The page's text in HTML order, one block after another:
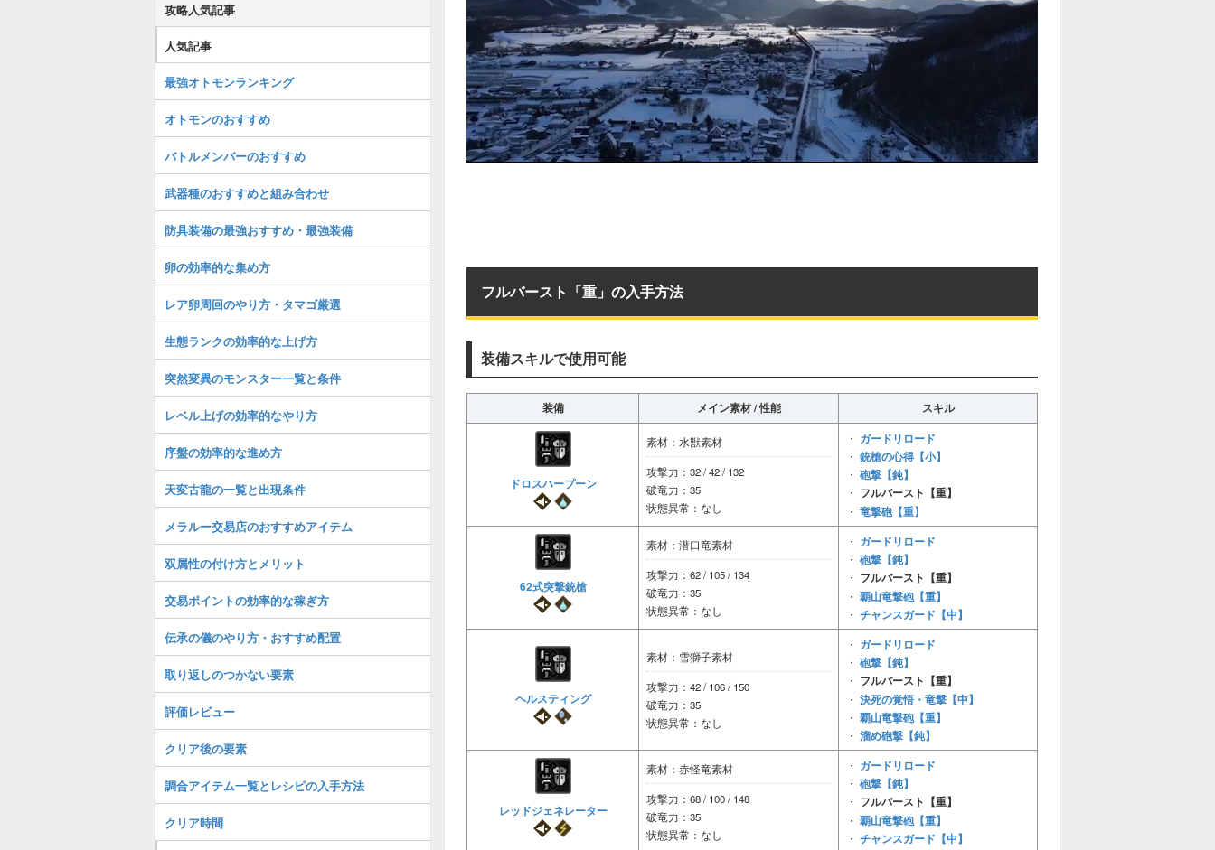
フルバースト「重」の入手方法
装備スキルで使用可能
装備 メイン素材 / 性能 スキル
ドロスハープーン
素材：水獣素材
攻撃力：32 / 42 / 132
破竜力：35
状態異常：なし
・ ガードリロード
・ 銃槍の心得【小】
・ 砲撃【鈍】
・ フルバースト【重】
・ 竜撃砲【重】
62式突撃銃槍
素材：潜口竜素材
攻撃力：62 / 105 / 134
破竜力：35
状態異常：なし
・ ガードリロード
・ 砲撃【鈍】
・ フルバースト【重】
・ 覇山竜撃砲【重】
・ チャンスガード【中】
ヘルスティング
素材：雪獅子素材
攻撃力：42 / 106 / 150
破竜力：35
状態異常：なし
・ ガードリロード
・ 砲撃【鈍】
・ フルバースト【重】
・ 決死の覚悟・竜撃【中】
・ 覇山竜撃砲【重】
・ 溜め砲撃【鈍】
レッドジェネレーター
素材：赤怪竜素材
攻撃力：68 / 100 / 148
破竜力：35
状態異常：なし
・ ガードリロード
・ 砲撃【鈍】
・ フルバースト【重】
・ 覇山竜撃砲【重】
・ チャンスガード【中】
攻略人気記事
人気記事
最強オトモンランキング
オトモンのおすすめ
バトルメンバーのおすすめ
武器種のおすすめと組み合わせ
防具装備の最強おすすめ・最強装備
卵の効率的な集め方
レア卵周回のやり方・タマゴ厳選
生態ランクの効率的な上げ方
突然変異のモンスター一覧と条件
レベル上げの効率的なやり方
序盤の効率的な進め方
天変古龍の一覧と出現条件
メラルー交易店のおすすめアイテム
双属性の付け方とメリット
交易ポイントの効率的な稼ぎ方
伝承の儀のやり方・おすすめ配置
取り返しのつかない要素
評価レビュー
クリア後の要素
調合アイテム一覧とレシピの入手方法
クリア時間